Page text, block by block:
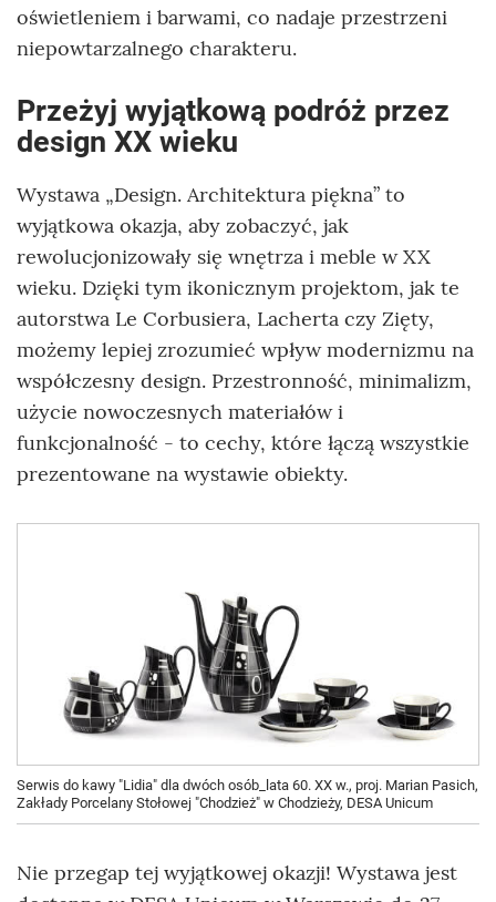
oświetleniem i barwami, co nadaje przestrzeni
niepowtarzalnego charakteru.
Przeżyj wyjątkową podróż przez
design XX wieku
Wystawa „Design. Architektura piękna” to
wyjątkowa okazja, aby zobaczyć, jak
rewolucjonizowały się wnętrza i meble w XX
wieku. Dzięki tym ikonicznym projektom, jak te
autorstwa Le Corbusiera, Lacherta czy Zięty,
możemy lepiej zrozumieć wpływ modernizmu na
współczesny design. Przestronność, minimalizm,
użycie nowoczesnych materiałów i
funkcjonalność - to cechy, które łączą wszystkie
prezentowane na wystawie obiekty.
Serwis do kawy "Lidia" dla dwóch osób_lata 60. XX w., proj. Marian Pasich,
Zakłady Porcelany Stołowej "Chodzież" w Chodzieży, DESA Unicum
Nie przegap tej wyjątkowej okazji! Wystawa jest